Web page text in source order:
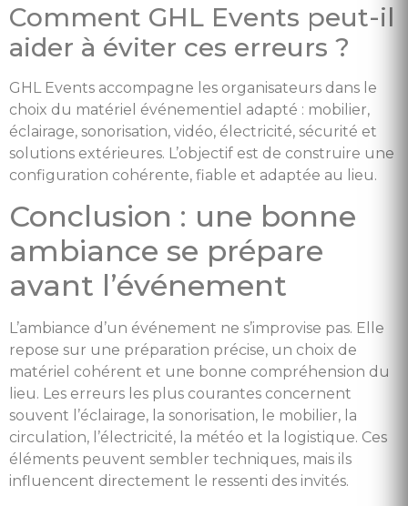
Comment GHL Events peut-il
aider à éviter ces erreurs ?
GHL Events accompagne les organisateurs dans le
choix du matériel événementiel adapté : mobilier,
éclairage, sonorisation, vidéo, électricité, sécurité et
solutions extérieures. L’objectif est de construire une
configuration cohérente, fiable et adaptée au lieu.
Conclusion : une bonne
ambiance se prépare
avant l’événement
L’ambiance d’un événement ne s’improvise pas. Elle
repose sur une préparation précise, un choix de
matériel cohérent et une bonne compréhension du
lieu. Les erreurs les plus courantes concernent
souvent l’éclairage, la sonorisation, le mobilier, la
circulation, l’électricité, la météo et la logistique. Ces
éléments peuvent sembler techniques, mais ils
influencent directement le ressenti des invités.